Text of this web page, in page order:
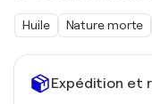
Expédition et
Huile Nature morte